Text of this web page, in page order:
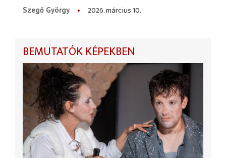
Szegő György
2026. március 10.
BEMUTATÓK KÉPEKBEN